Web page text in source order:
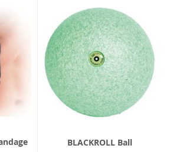
BLACKROLL Ball